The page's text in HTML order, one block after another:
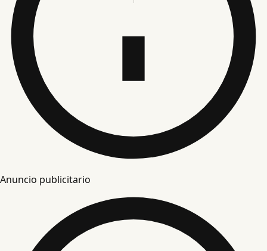
Anuncio publicitario